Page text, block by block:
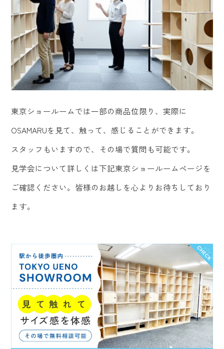
東京ショールームでは一部の商品位限り、実際に
OSAMARUを見て、触って、感じることができます。
スタッフもいますので、その場で質問も可能です。
見学会について詳しくは下記東京ショールームページを
ご確認ください。皆様のお越しを心よりお待ちしており
ます。